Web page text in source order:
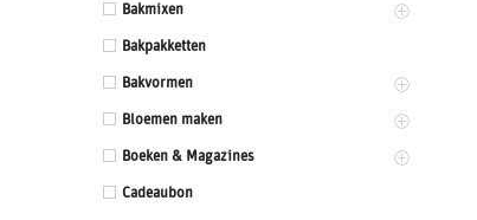
Bakmixen
Bakpakketten
Bakvormen
Bloemen maken
Boeken & Magazines
Cadeaubon